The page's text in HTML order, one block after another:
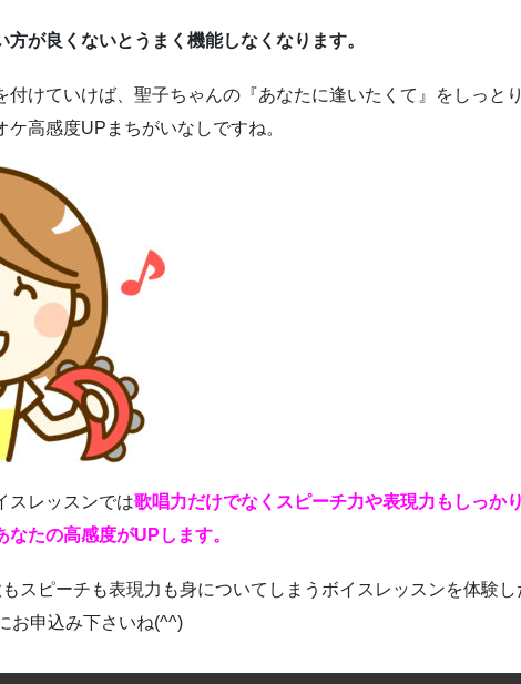
方が良くないとうまく機能しなくなります。
付けていけば、聖子ちゃんの『あなたに逢いたくて』をしっと
ケ高感度UPまちがいなしですね。
スレッスンでは歌唱力だけでなくスピーチ力や表現力もしっか
なたの高感度がUPします。
スピーチも表現力も身についてしまうボイスレッスンを体験し
お申込み下さいね(^^)